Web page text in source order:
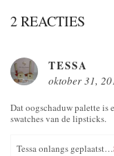
2 REACTIES
TESSA
oktober 31,
Dat oogschaduw palette is
swatches van de lipsticks.
Tessa onlangs geplaatst…